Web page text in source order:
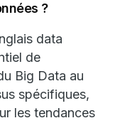
?
data
de
Big Data au
spécifiques,
les tendances